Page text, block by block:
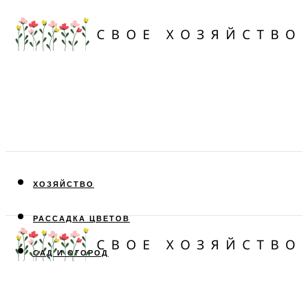
ХОЗЯЙСТВО
РАССАДКА ЦВЕТОВ
САД И ОГОРОД